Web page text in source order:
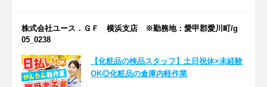
株式会社ユース．ＧＦ 横浜支店 ※勤務地：愛甲郡愛川町/g
05_0238
【化粧品の検品スタッフ】土日祝休×未経験
OK◎化粧品の倉庫内軽作業